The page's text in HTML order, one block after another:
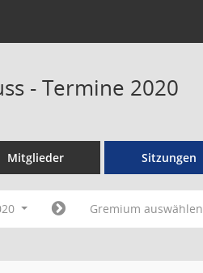
- Termine 2020
Mitglieder Sitzungen
Gremium auswählen